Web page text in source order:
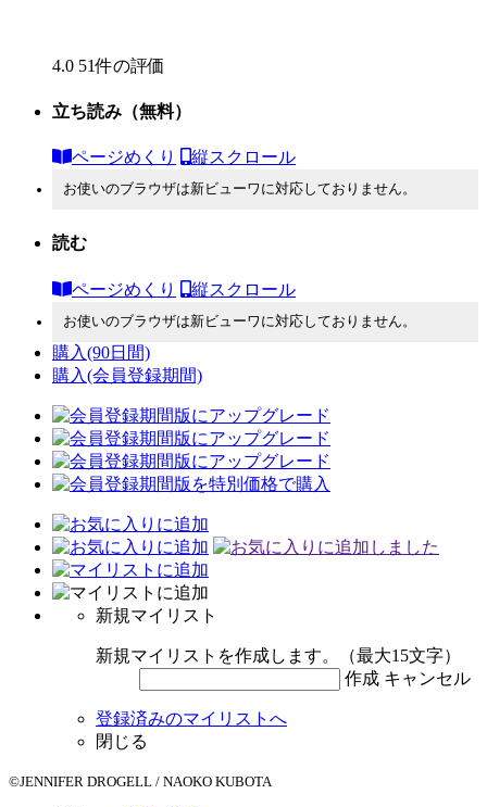
4.0 51件の評価
立ち読み （無料）
ページめくり 縦スクロール
お使いのブラウザは新ビューワに対応しておりません。
読む
ページめくり 縦スクロール
お使いのブラウザは新ビューワに対応しておりません。
購入(90日間)
購入(会員登録期間)
新規マイリスト
新規マイリストを作成します。（最大15文字）
作成 キャンセル
登録済みのマイリストへ
閉じる
©JENNIFER DROGELL / NAOKO KUBOTA